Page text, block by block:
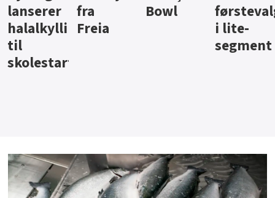
Bowl
førstevalg
i lite-
Berentsen
Hansa